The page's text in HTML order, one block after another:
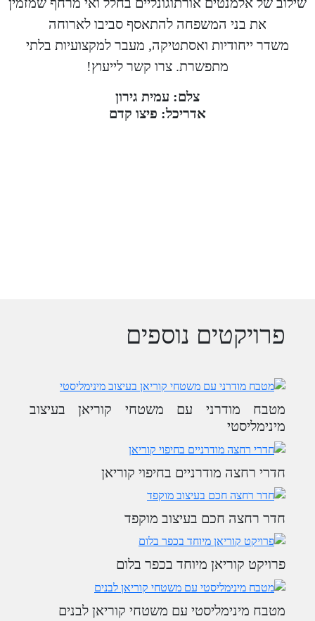
את בני המשפחה להתאסף סביבו לארוחה
משדר ייחודיות ואסתטיקה, מעבר למקצועיות בלתי
מתפשרת. צרו קשר לייעוץ!
צלם: עמית גירון
אדריכל: פיצו קדם
פרויקטים נוספים
מטבח מודרני עם משטחי קוריאן בעיצוב
מינימליסטי
חדרי רחצה מודרניים בחיפוי קוריאן
חדר רחצה חכם בעיצוב מוקפד
פרויקט קוריאן מיוחד בכפר בלום
מטבח מינימליסטי עם משטחי קוריאן לבנים